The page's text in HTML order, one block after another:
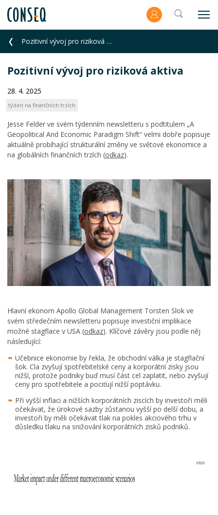
Pozitivní vývoj pro riziková aktiva
Pozitivní vývoj pro riziková aktiva
28. 4. 2025
týden na finančních trzích
Jesse Felder ve svém týdenním newsletteru s podtitulem „A
Geopolitical And Economic Paradigm Shift“ velmi dobře popisuje
aktuálně probíhající strukturální změny ve světové ekonomice a
na globálních finančních trzích (odkaz).
Hlavní ekonom Apollo Global Management Torsten Slok ve
svém středečním newsletteru popisuje investiční implikace
možné stagflace v USA (odkaz). Klíčové závěry jsou podle něj
následující:
Učebnice ekonomie by řekla, že obchodní válka je stagflační
šok. Cla zvyšují spotřebitelské ceny a korporátní zisky jsou
nižší, protože podniky buď musí část cel zaplatit, nebo zvyšují
ceny pro spotřebitele a pociťují nižší poptávku.
Při vyšší inflaci a nižších korporátních ziscích by investoři měli
očekávat, že úrokové sazby zůstanou vyšší po delší dobu, a
investoři by měli očekávat tlak na pokles akciového trhu v
důsledku tlaku na snižování korporátních zisků podniků.